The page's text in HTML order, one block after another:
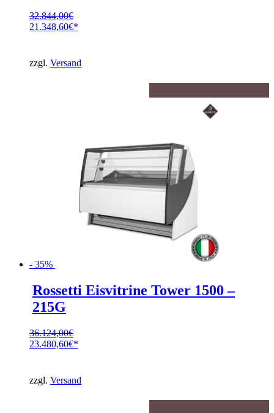
32.844,00€
Ursprünglicher
32.844,00€
21.348,60€
ist:
21.348,60€.
zzgl. Versand
- 35%
Rossetti Eisvitrine Tower 1500 –
215G
36.124,00€
Ursprünglicher
36.124,00€
23.480,60€
ist:
23.480,60€.
zzgl. Versand